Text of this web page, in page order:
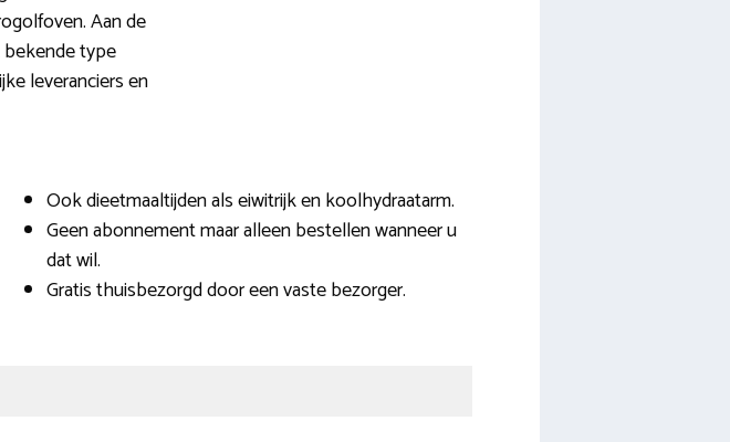
Aan de
type
leveranciers en
Ook dieetmaaltijden als eiwitrijk en koolhydraatarm.
Geen abonnement maar alleen bestellen wanneer u
dat wil.
Gratis thuisbezorgd door een vaste bezorger.